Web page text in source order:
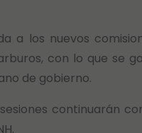
a los nuevos
con lo que se
de gobierno.
continuarán